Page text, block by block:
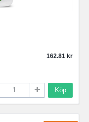
162.81
Köp